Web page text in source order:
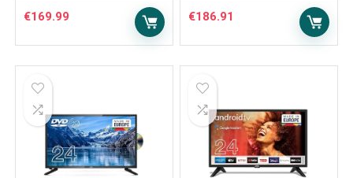
€169.99 €186.91